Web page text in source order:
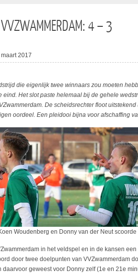
4 – 3
2017
die eigenlijk twee winnaars zou moeten
eind. Het slot paste helemaal bij de gehele
De scheidsrechter floot
oordeel. Een pleidooi bijna voor afschaffing
Woudenberg en Donny van der Neut scoorde
in het veldspel en in de kansen
door twee doelpunten van VVZwammerdam
daarvoor geweest voor Donny zelf (1e en 21e